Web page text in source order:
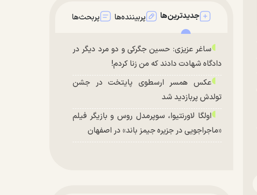
جدیدترین‌ها پربیننده‌ها پربحث‌ها
ساغر عزیزی: حسین جگرکی و دو مرد دیگر در
دادگاه شهادت دادند که من زنا کردم!
عکس همسر ارسطوی پایتخت در جشن
تولدش پربازدید شد
اولگا لاورنتیوا، سوپرمدل روس و بازیگر فیلم
«ماجراجویی در جزیره جیمز باند» در اصفهان